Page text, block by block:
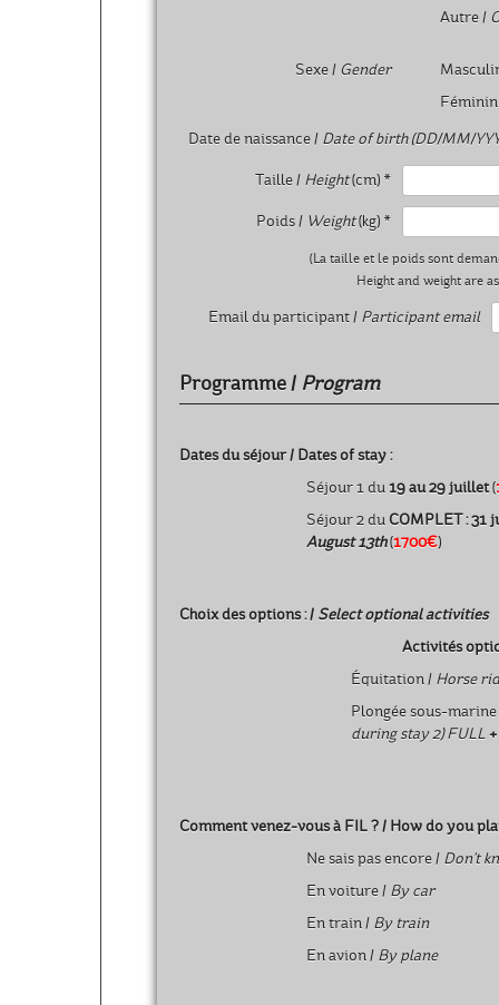
Autre /
Sexe / Gender
Date de naissance / Date of birth (DD/MM/
Taille / Height(cm) *
Poids / Weight(kg) *
(La taille et le poids sont
Height and weight are
Email du participant / Participant email
Programme / Program
Dates du séjour / Dates of stay:
Séjour 1 du19 au 29 juillet(
Séjour 2 du COMPLET : 31
August 13th(1700€)
Choix des options : / Select optional activities
Activités
Équitation / Horse
Plongée sous-
during stay 2) FULL
Comment venez-vous à FIL ? / How do you
Ne sais pas encore / Don't
En voiture / By car
En train / By train
En avion / By plane